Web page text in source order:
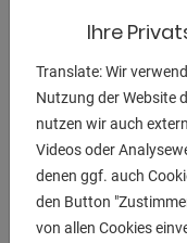
Maschinengewicht
Raumbedarf ca.:
Ihre
Translate: Wir
Nutzung der Website
nutzen wir auch
Videos oder
denen ggf. auch
den Button
von allen Cookies